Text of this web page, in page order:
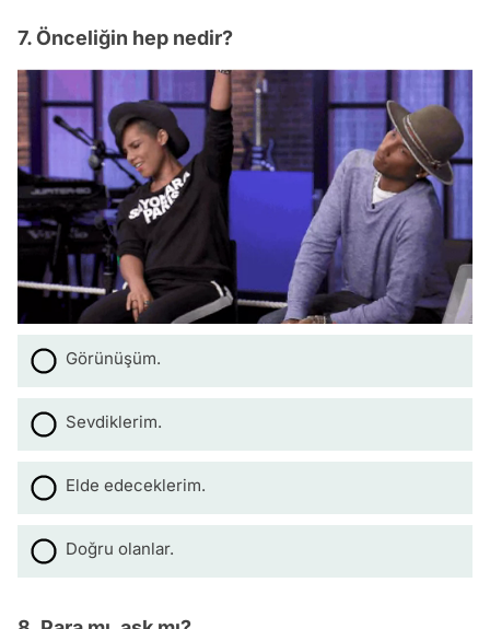
7. Önceliğin hep nedir?
Görünüşüm.
Sevdiklerim.
Elde edeceklerim.
Doğru olanlar.